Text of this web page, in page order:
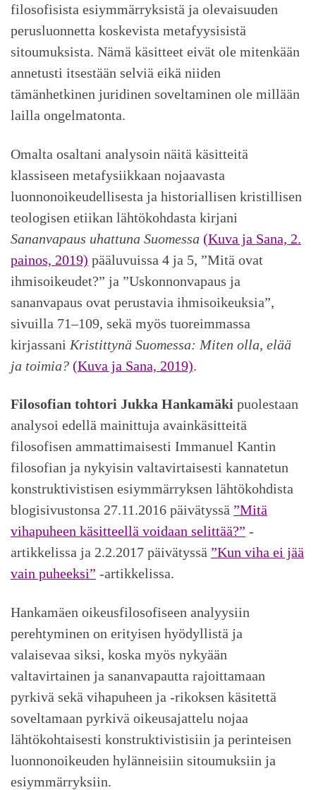
filosofisista esiymmärryksistä ja olevaisuuden
perusluonnetta koskevista metafyysisistä
sitoumuksista. Nämä käsitteet eivät ole mitenkään
annetusti itsestään selviä eikä niiden
tämänhetkinen juridinen soveltaminen ole millään
lailla ongelmatonta.
Omalta osaltani analysoin näitä käsitteitä
klassiseen metafysiikkaan nojaavasta
luonnonoikeudellisesta ja historiallisen kristillisen
teologisen etiikan lähtökohdasta kirjani
Sananvapaus uhattuna Suomessa (Kuva ja Sana, 2.
painos, 2019) pääluvuissa 4 ja 5, ”Mitä ovat
ihmisoikeudet?” ja ”Uskonnonvapaus ja
sananvapaus ovat perustavia ihmisoikeuksia”,
sivuilla 71–109, sekä myös tuoreimmassa
kirjassani Kristittynä Suomessa: Miten olla, elää
ja toimia? (Kuva ja Sana, 2019).
Filosofian tohtori Jukka Hankamäki puolestaan
analysoi edellä mainittuja avainkäsitteitä
filosofisen ammattimaisesti Immanuel Kantin
filosofian ja nykyisin valtavirtaisesti kannatetun
konstruktivistisen esiymmärryksen lähtökohdista
blogisivustonsa 27.11.2016 päivätyssä ”Mitä
vihapuheen käsitteellä voidaan selittää?” -
artikkelissa ja 2.2.2017 päivätyssä ”Kun viha ei jää
vain puheeksi” -artikkelissa.
Hankamäen oikeusfilosofiseen analyysiin
perehtyminen on erityisen hyödyllistä ja
valaisevaa siksi, koska myös nykyään
valtavirtainen ja sananvapautta rajoittamaan
pyrkivä sekä vihapuheen ja -rikoksen käsitettä
soveltamaan pyrkivä oikeusajattelu nojaa
lähtökohtaisesti konstruktivistisiin ja perinteisen
luonnonoikeuden hylänneisiin sitoumuksiin ja
esiymmärryksiin.